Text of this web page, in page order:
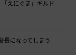
「えにぐま」ギルド
長になってしまう